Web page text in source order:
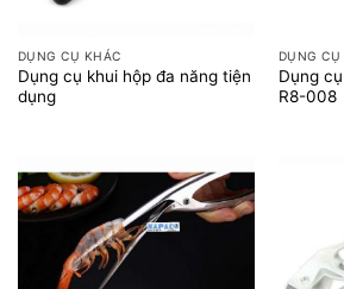
DỤNG CỤ KHÁC
Dụng cụ khui hộp đa năng tiện
dụng
DỤNG CỤ
Dụng
R8-008